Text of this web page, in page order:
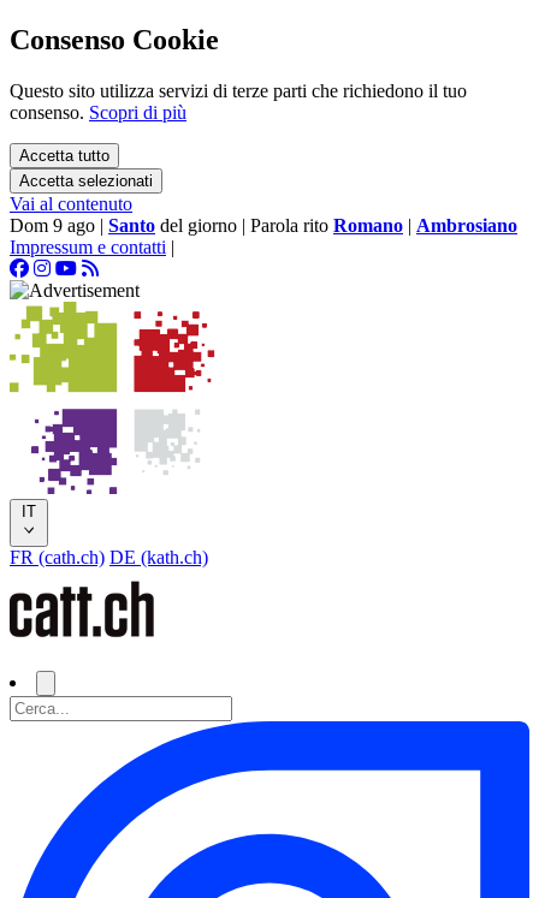
Consenso Cookie
Questo sito utilizza servizi di terze parti che richiedono il tuo
consenso. Scopri di più
Accetta tutto
Accetta selezionati
Vai al contenuto
Dom 9 ago | Santo del giorno | Parola rito Romano | Ambrosiano
Impressum e contatti |
IT
FR (cath.ch) DE (kath.ch)